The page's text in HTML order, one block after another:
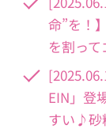
命”を！
を割っ
EIN」登
すい♪砂